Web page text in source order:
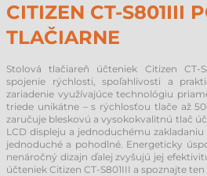
CITIZEN CT-S801III
TLAČIARNE
Stolová tlačiareň účteniek Citizen CT-
spojenie rýchlosti, spoľahlivosti a
zariadenie využívajúce technológiu
triede unikátne – s rýchlosťou tlače až
zaručuje bleskovú a vysokokvalitnú tlač
LCD displeju a jednoduchému
jednoduché a pohodlné. Energeticky
nenáročný dizajn ďalej zvyšujú jej
účteniek Citizen CT-S801III a spoznajte ten